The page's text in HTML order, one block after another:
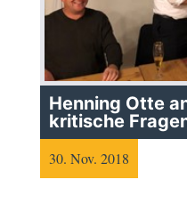
Henning Otte
kritische
30. Nov. 2018